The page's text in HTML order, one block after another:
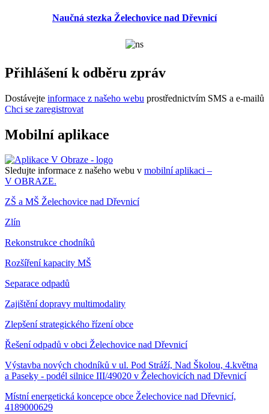
Naučná stezka Želechovice nad Dřevnicí
Přihlášení k odběru zpráv
Dostávejte informace z našeho webu prostřednictvím SMS a e-mailů
Chci se zaregistrovat
Mobilní aplikace
Sledujte informace z našeho webu v mobilní aplikaci –
V OBRAZE.
ZŠ a MŠ Želechovice nad Dřevnicí
Zlín
Rekonstrukce chodníků
Rozšíření kapacity MŠ
Separace odpadů
Zajištění dopravy multimodality
Zlepšení strategického řízení obce
Řešení odpadů v obci Želechovice nad Dřevnicí
Výstavba nových chodníků v ul. Pod Stráží, Nad Školou, 4.května
a Paseky - podél silnice III/49020 v Želechovicích nad Dřevnicí
Místní energetická koncepce obce Želechovice nad Dřevnicí,
4189000629